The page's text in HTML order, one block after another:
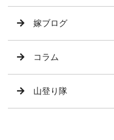
嫁ブログ
コラム
山登り隊